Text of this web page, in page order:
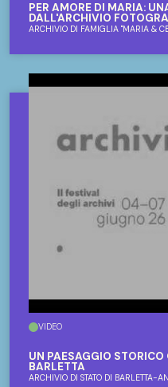
PER AMORE DI MARIA:
DALL'ARCHIVIO
ARCHIVIO DI FAMIGLIA "MARIA &
VIDEO
UN PAESAGGIO
BARLETTA
ARCHIVIO DI STATO DI BARLETTA-